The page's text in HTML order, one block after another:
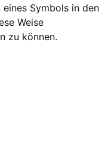
Symbols in den
Weise
zu können.